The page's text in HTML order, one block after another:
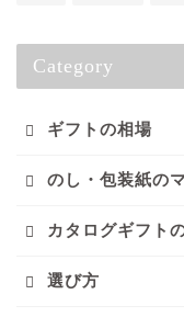
Category
ギフトの相場
のし・包装紙の
カタログギフト
選び方